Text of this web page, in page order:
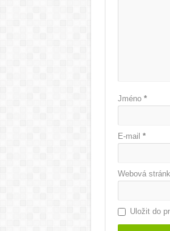
Jméno *
E-mail *
Webová
Uložit do